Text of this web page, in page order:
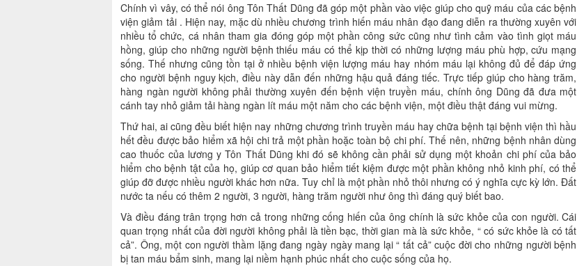
Chính vì vây, có thể nói ông Tôn Thất Dũng đã góp một phần vào việc giúp cho quỹ máu của các bệnh
viện giảm tải . Hiện nay, mặc dù nhiều chương trình hiến máu nhân đạo đang diễn ra thường xuyên với
nhiều tổ chức, cá nhân tham gia đóng góp một phần công sức cũng như tình cảm vào tình giọt máu
hồng, giúp cho những người bệnh thiếu máu có thể kịp thời có những lượng máu phù hợp, cứu mạng
sống. Thế nhưng cũng tồn tại ở nhiều bệnh viện lượng máu hay nhóm máu lại không đủ để đáp ứng
cho người bệnh nguy kịch, điều này dẫn đến những hậu quả đáng tiếc. Trực tiếp giúp cho hàng trăm,
hàng ngàn người không phải thường xuyên đến bệnh viện truyền máu, chính ông Dũng đã đưa một
cánh tay nhỏ giảm tải hàng ngàn lít máu một năm cho các bệnh viện, một điều thật đáng vui mừng.
Thứ hai, ai cũng đều biết hiện nay những chương trình truyền máu hay chữa bệnh tại bệnh viện thì hầu
hết đều được bảo hiểm xã hội chi trả một phần hoặc toàn bộ chi phí. Thế nên, những bệnh nhân dùng
cao thuốc của lương y Tôn Thất Dũng khi đó sẽ không cần phải sử dụng một khoản chi phí của bảo
hiểm cho bệnh tật của họ, giúp cơ quan bảo hiểm tiết kiệm được một phần không nhỏ kinh phí, có thể
giúp đỡ được nhiều người khác hơn nữa. Tuy chỉ là một phần nhỏ thôi nhưng có ý nghĩa cực kỳ lớn. Đất
nước ta nếu có thêm 2 người, 3 người, hàng trăm người như ông thì đáng quý biết bao.
Và điều đáng trân trọng hơn cả trong những cống hiến của ông chính là sức khỏe của con người. Cái
quan trọng nhất của đời người không phải là tiền bạc, thời gian mà là sức khỏe, “ có sức khỏe là có tất
cả”. Ông, một con người thầm lặng đang ngày ngày mang lại “ tất cả” cuộc đời cho những người bệnh
bị tan máu bẩm sinh, mang lại niềm hạnh phúc nhất cho cuộc sống của họ.